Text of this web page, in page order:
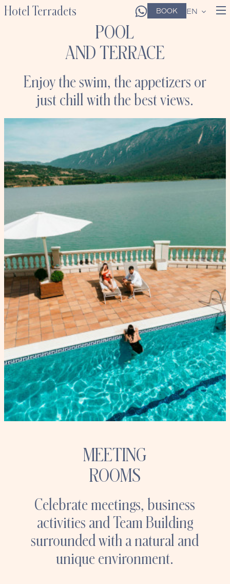
Hotel Terradets BOOK EN
POOL
AND TERRACE
Enjoy the swim, the appetizers or
just chill with the best views.
MEETING
ROOMS
Celebrate meetings, business
activities and Team Building
surrounded with a natural and
unique environment.